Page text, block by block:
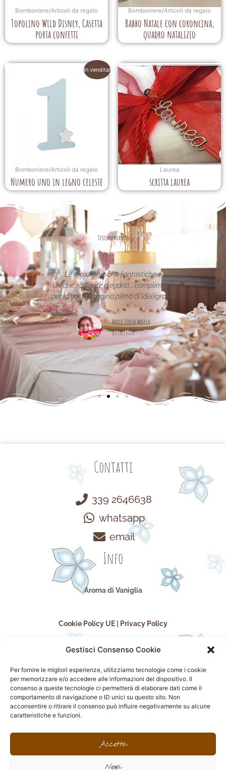
Gestisci Consenso Cookie
Per fornire le migliori esperienze, utilizziamo tecnologie come i cookie
per memorizzare e/o accedere alle informazioni del dispositivo. Il
consenso a queste tecnologie ci permetterà di elaborare dati come il
comportamento di navigazione o ID unici su questo sito. Non
acconsentire o ritirare il consenso può influire negativamente su alcune
caratteristiche e funzioni.
Accetta
Nega
Bomboniere/Articoli da regalo
Topolino Wild Disney, Casetta
porta confetti
Bomboniere/Articoli da regalo
Babbo Natale con coroncina,
quadro natalizio
In vendita!
Bomboniere/Articoli da regalo
Numero uno in legno celeste
Laurea
scritta laurea
Testimonianze
nel
in
da
alle
Le creazioni sono fantastiche e
uniche..raffinate eleganti....complimenti
per la vostra pagina,piena di idee!grazie
Maria Teresa Masela
da Facebook
Contatti
339 2646638
whatsapp
email
Info
Aroma di Vaniglia
Cookie Policy UE Privacy Policy
seguici sui social
F
e
I
n
t
a
P
i
t
F
c